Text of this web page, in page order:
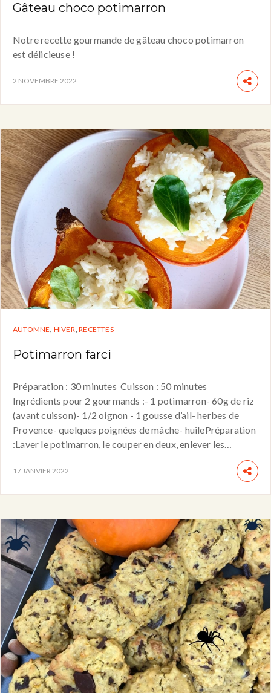
Gâteau choco potimarron
Notre recette gourmande de gâteau choco potimarron
est délicieuse !
2 NOVEMBRE 2022
AUTOMNE, HIVER,RECETTES
Potimarron farci
Préparation : 30 minutes Cuisson : 50 minutes
Ingrédients pour 2 gourmands :- 1 potimarron- 60g de riz
(avant cuisson)- 1/2 oignon - 1 gousse d’ail- herbes de
Provence- quelques poignées de mâche- huilePréparation
:Laver le potimarron, le couper en deux, enlever les…
17 JANVIER 2022